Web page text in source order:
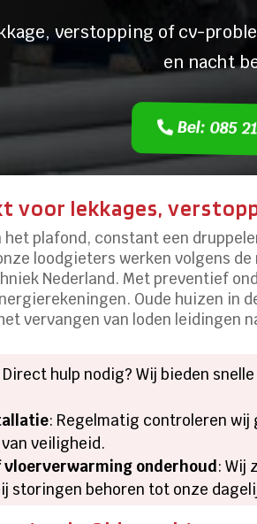
verstopping of cv-
en nacht
Bel: 085
voor lekkages,
het plafond, constant een
loodgieters werken volgens
Nederland. Met preventief
Oude huizen in
vervangen van loden leidingen
Direct hulp nodig? Wij bieden
: Regelmatig controleren wij
veiligheid.
onderhoud: Wij
storingen behoren tot onze